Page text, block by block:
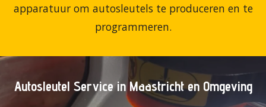
apparatuur om autosleutels te produceren en te
programmeren.
Autosleutel ServiceinMaastrichten Omgeving